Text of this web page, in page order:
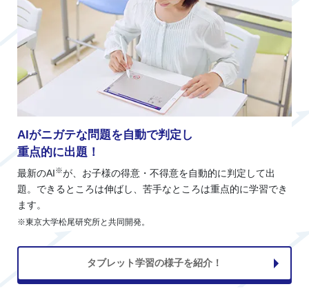
AIがニガテな問題を自動で判定し
重点的に出題！
最新のAI※が、お子様の得意・不得意を自動的に判定して出
題。できるところは伸ばし、苦手なところは重点的に学習でき
ます。
※東京大学松尾研究所と共同開発。
タブレット学習の様子を紹介！